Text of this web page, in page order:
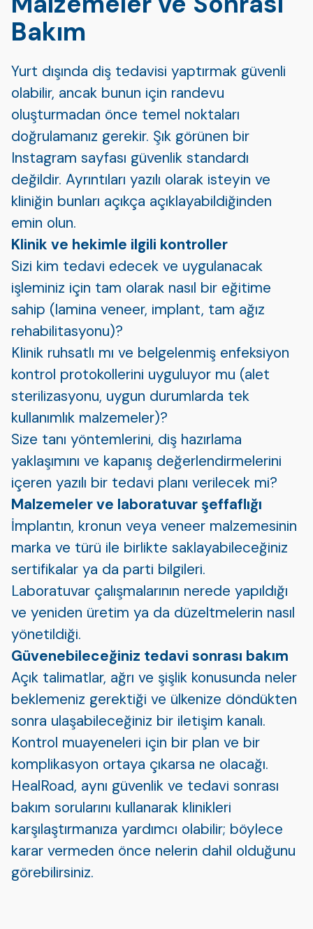
Bakım
Yurt dışında diş tedavisi yaptırmak güvenli
olabilir, ancak bunun için randevu
oluşturmadan önce temel noktaları
doğrulamanız gerekir. Şık görünen bir
Instagram sayfası güvenlik standardı
değildir. Ayrıntıları yazılı olarak isteyin ve
kliniğin bunları açıkça açıklayabildiğinden
emin olun.
Klinik ve hekimle ilgili kontroller
Sizi kim tedavi edecek ve uygulanacak
işleminiz için tam olarak nasıl bir eğitime
sahip (lamina veneer, implant, tam ağız
rehabilitasyonu)?
Klinik ruhsatlı mı ve belgelenmiş enfeksiyon
kontrol protokollerini uyguluyor mu (alet
sterilizasyonu, uygun durumlarda tek
kullanımlık malzemeler)?
Size tanı yöntemlerini, diş hazırlama
yaklaşımını ve kapanış değerlendirmelerini
içeren yazılı bir tedavi planı verilecek mi?
Malzemeler ve laboratuvar şeffaflığı
İmplantın, kronun veya veneer malzemesinin
marka ve türü ile birlikte saklayabileceğiniz
sertifikalar ya da parti bilgileri.
Laboratuvar çalışmalarının nerede yapıldığı
ve yeniden üretim ya da düzeltmelerin nasıl
yönetildiği.
Güvenebileceğiniz tedavi sonrası bakım
Açık talimatlar, ağrı ve şişlik konusunda neler
beklemeniz gerektiği ve ülkenize döndükten
sonra ulaşabileceğiniz bir iletişim kanalı.
Kontrol muayeneleri için bir plan ve bir
komplikasyon ortaya çıkarsa ne olacağı.
HealRoad, aynı güvenlik ve tedavi sonrası
bakım sorularını kullanarak klinikleri
karşılaştırmanıza yardımcı olabilir; böylece
karar vermeden önce nelerin dahil olduğunu
görebilirsiniz.